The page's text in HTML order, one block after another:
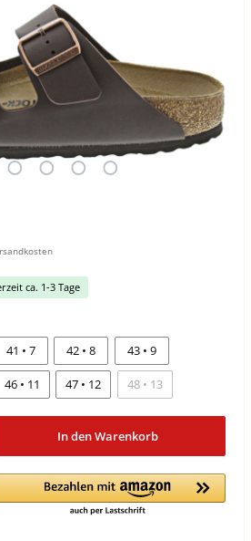
ca. 1-3 Tage
41 • 7 42 • 8 43 • 9
46 • 11 47 • 12 48 • 13
In den Warenkorb